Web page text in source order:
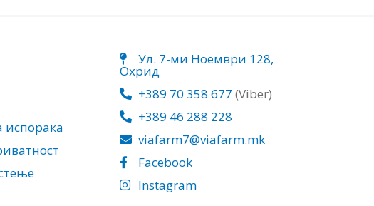
Ул. 7-ми Ноември 128,
Охрид
+389 70 358 677 (Viber)
+389 46 288 228
viafarm7@viafarm.mk
Facebook
Instagram